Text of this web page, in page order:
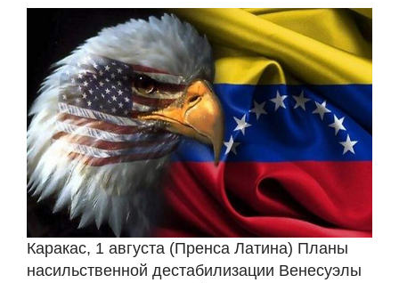
Каракас, 1 августа (Пренса Латина) Планы
насильственной дестабилизации Венесуэлы